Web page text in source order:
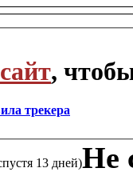
,
трекера
13 дней)Не